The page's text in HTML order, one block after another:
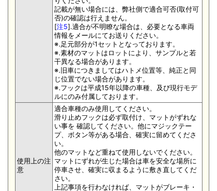
記載が無い場合には、弊社側で適合可否(取付可
否)の確認は行えません。
[注5].適合が不明瞭な場合は、必要となる車両
情報をメールにてお送りください。
※.足元部分が1セットとなっております。
※.素材のマットはロットにより、サンプルと若
干異なる場合があります。
※.旧車につきましてはハトメ位置等、純正と同
じ位置でない場合があります。
※.フックは平成15年以降の車種、及び現行モデ
ルにのみ付属しております。
使用上の注
意
適合車種のみ使用してください。
滑り止めフックは必ず取付け、マットがずれな
い事を 確認してください。他にマジックテー
プ、ボタン等がある場合、確実に留めてくださ
い。
他のマットなど重ねて使用しないでください。
マットにずれが生じた場合は車を安全な場所に
停車させ、確実に収まるように敷き直してくだ
さい。
上記事項を行わなければ、マットがブレーキ・